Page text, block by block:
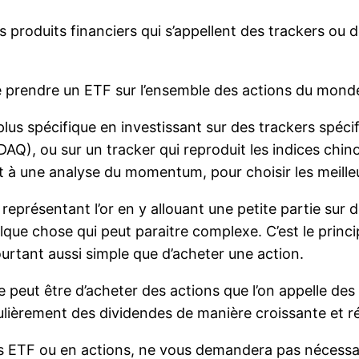
produits financiers qui s’appellent des trackers ou
un ETF sur l’ensemble des actions du
spécifique en investissant sur des trackers
ou sur un tracker qui reproduit les indices
une analyse du momentum, pour choisir les
l’or en y allouant une petite partie sur
chose qui peut paraitre complexe. C’est le
aussi simple que d’acheter une action.
être d’acheter des actions que l’on appelle
des dividendes de manière croissante et
ETF ou en actions, ne vous demandera pas